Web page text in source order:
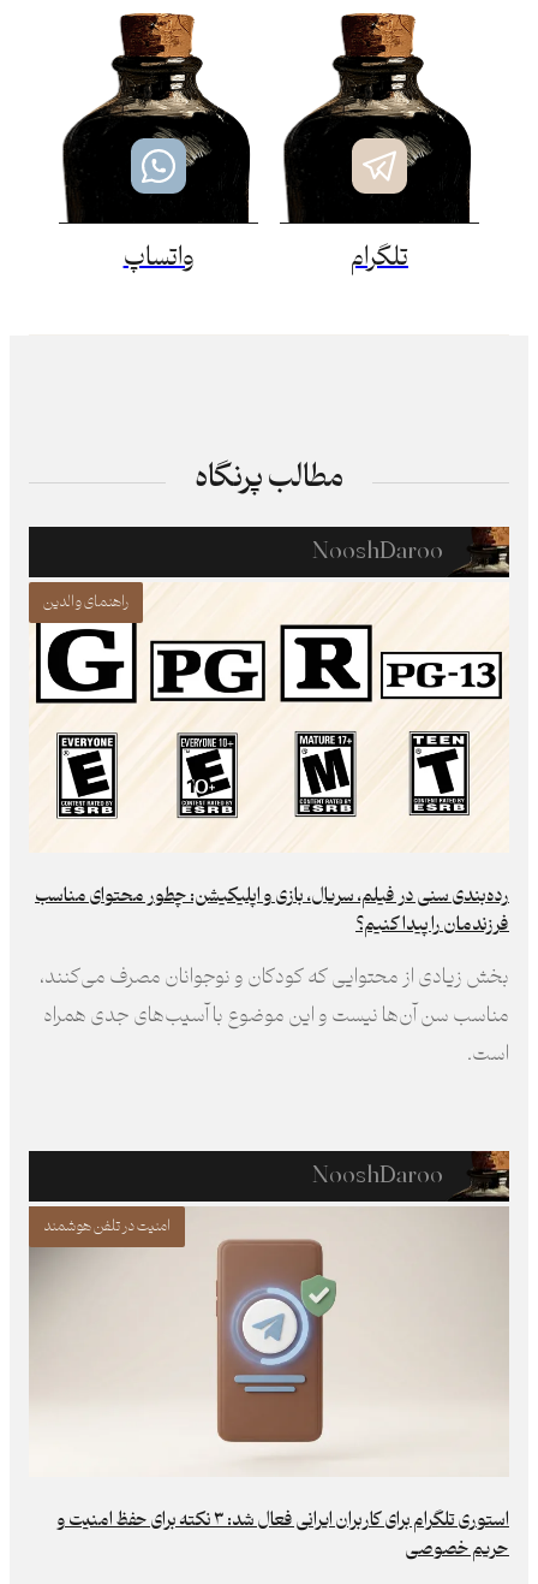
تلگرام واتساپ
مطالب پرنگاه
NooshDaroo
راهنمای والدین
رده‌بندی سنی در فیلم، سریال، بازی و اپلیکیشن: چطور محتوای مناسب
فرزند‌مان را پیدا کنیم؟
بخش زیادی از محتوایی که کودکان و نوجوانان مصرف می‌کنند،
مناسب سن آن‌ها نیست و این موضوع با آسیب‌های جدی همراه
است.
NooshDaroo
امنیت در تلفن هوشمند
استوری تلگرام برای کاربران ایرانی فعال شد: ۳ نکته برای حفظ امنیت و
حریم خصوصی